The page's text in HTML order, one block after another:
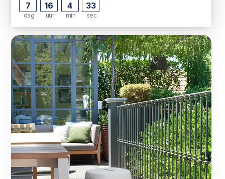
7
dag
16
uur
4
min
33
sec